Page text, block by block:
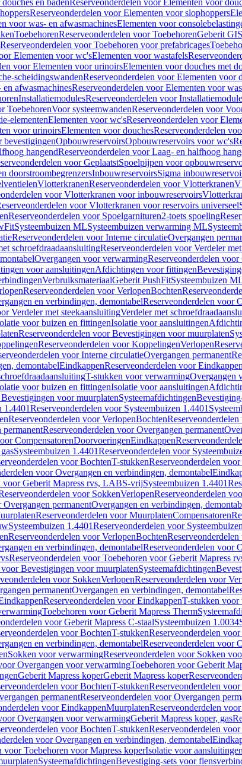
en badenReserveonderdelen voor Elementen voor
Reserveonderdelen voor Elementen voor slophoppers
voor was- en afwasmachinesElementen voor
ToebehorenReserveonderdelen voor ToebehorenGeberit GIS
Reserveonderdelen voor Toebehoren voor prefabricages
Elementen voor wc'sElementen voor wastafels
voor Elementen voor urinoirsElementen voor douches met
scheidingswandenReserveonderdelen voor Elementen voor
afwasmachinesReserveonderdelen voor Elementen voor
InstallatiemodulesReserveonderdelen voor
ToebehorenVoor systeemwandenReserveonderdelen voor
elementenElementen voor wc'sReserveonderdelen voor
voor urinoirsElementen voor douchesReserveonderdelen
bevestigingenOpbouwreservoirsOpbouwreservoirs voor wc's
hangendReserveonderdelen voor Laag- en halfhoog
voor GeplaatstSpoelpijpen voor
doorstroombegrenzersInbouwreservoirsSigma
VlotterkranenReserveonderdelen voor Vlotterkranen
voor Vlotterkranen voor inbouwreservoirs
voor Vlotterkranen voor reservoirs universeel
Reserveonderdelen voor Spoelgarnituren2-toets spoeling
Systeembuizen MLSysteembuizen verwarming ML
Reserveonderdelen voor Interne circulatieOvergangen
schroefdraadaansluitingReserveonderdelen voor Verdeler
Overgangen voor verwarmingReserveonderdelen
voor aansluitingenAfdichtingen voor fittingen
VerbruiksmateriaalGeberit PushFitSysteembuizen
Reserveonderdelen voor VerlopenBochten
en verbindingen, demontabelReserveonderdelen voor
Verdeler met steekaansluitingVerdeler met
voor buizen en fittingenIsolatie voor aansluitingen
Reserveonderdelen voor Bevestigingen voor muurplaten
Reserveonderdelen voor KoppelingenVerlopen
voor Interne circulatieOvergangen permanent
demontabelEindkappenReserveonderdelen voor Eindkappen
T-stukken voor verwarmingOvergangen
voor buizen en fittingenIsolatie voor aansluitingen
voor muurplatenSysteemafdichtingen
1.4401Reserveonderdelen voor Systeembuizen 1.4401
Reserveonderdelen voor VerlopenBochten
permanentReserveonderdelen voor Overgangen permanent
CompensatorenDoorvoeringenEindkappen
Systeembuizen 1.4401Reserveonderdelen voor
voor BochtenT-stukkenReserveonderdelen
voor Overgangen en verbindingen, demontabel
voor Geberit Mapress rvs, LABS-vrijSysteembuizen 1.4401
voor SokkenVerlopenReserveonderdelen
permanentOvergangen en verbindingen,
Reserveonderdelen voor MuurplatenCompensatoren
Systeembuizen 1.4401Reserveonderdelen voor
Reserveonderdelen voor VerlopenBochten
en verbindingen, demontabelReserveonderdelen voor
Reserveonderdelen voor Toebehoren voor Geberit Mapress
Bevestigingen voor muurplatenSysteemafdichtingen
voor SokkenVerlopenReserveonderdelen voor
permanentOvergangen en verbindingen, demontabel
Reserveonderdelen voor EindkappenT-stukken voor
Toebehoren voor Geberit Mapress Therm
voor Geberit Mapress C-staalSysteembuizen 1.0034
voor BochtenT-stukkenReserveonderdelen
en verbindingen, demontabelReserveonderdelen voor
Sokken voor verwarmingReserveonderdelen voor Sokken
Overgangen voor verwarmingToebehoren voor Geberit
Geberit Mapress koperGeberit Mapress koper
voor BochtenT-stukkenReserveonderdelen
permanentReserveonderdelen voor Overgangen
voor EindkappenMuurplatenReserveonderdelen
Overgangen voor verwarmingGeberit Mapress koper, gas
voor BochtenT-stukkenReserveonderdelen
voor Overgangen en verbindingen, demontabel
voor Toebehoren voor Mapress koperIsolatie voor aansluitingen
SysteemafdichtingenBevestiging-sets voor